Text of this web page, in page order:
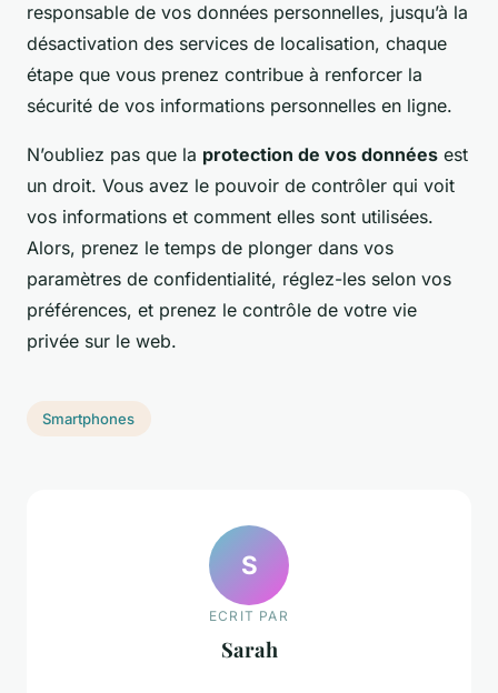
responsable de vos données personnelles, jusqu’à la
désactivation des services de localisation, chaque
étape que vous prenez contribue à renforcer la
sécurité de vos informations personnelles en ligne.
N’oubliez pas que la protection de vos données est
un droit. Vous avez le pouvoir de contrôler qui voit
vos informations et comment elles sont utilisées.
Alors, prenez le temps de plonger dans vos
paramètres de confidentialité, réglez-les selon vos
préférences, et prenez le contrôle de votre vie
privée sur le web.
Smartphones
S
ECRIT PAR
Sarah